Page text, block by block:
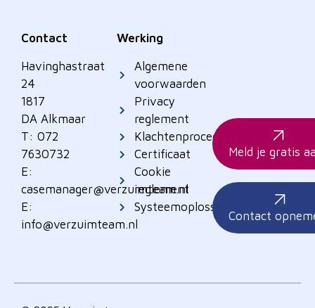
Contact
Havinghastraat
24
1817
DA Alkmaar
T: 072
7630732
E:
casemanager@verzuimteam.nl
E:
info@verzuimteam.nl
Werking
Algemene
voorwaarden
Privacy
reglement
Klachtenprocedure
Certificaat
Cookie
reglement
Systeemoplossingen
Meld je gratis
Contact